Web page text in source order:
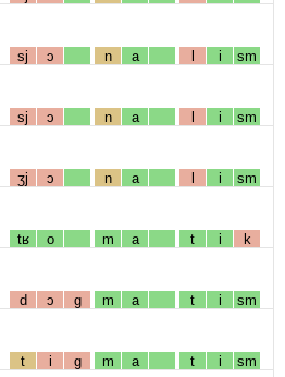
sj ɔ n a l i sm
sj ɔ n a l i sm
ʒj ɔ n a l i sm
tʁ o m a t i k
d ɔ g m a t i sm
t i g m a t i sm